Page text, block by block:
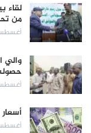
لقاء
من
أغسطس 9,
والي
أغسطس 9,
أغسطس 9,